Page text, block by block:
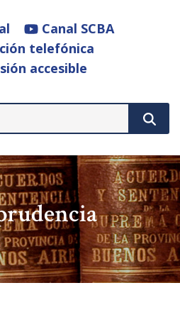
Canal SCBA
telefónica
accesible